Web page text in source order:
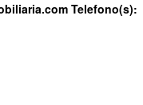
Telefono(s):